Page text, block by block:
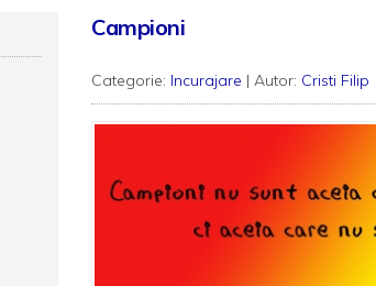
Campioni
Categorie: Incurajare | Autor: Cristi Filip